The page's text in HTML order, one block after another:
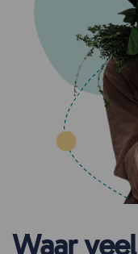
Waar veel